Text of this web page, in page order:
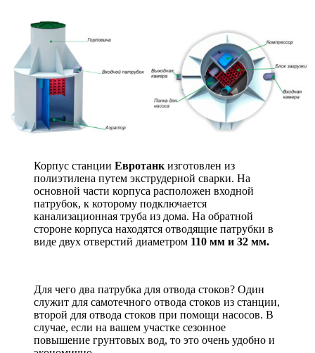
Корпус станции Евротанк изготовлен из
полиэтилена путем экструдерной сварки. На
основной части корпуса расположен входной
патрубок, к которому подключается
канализационная труба из дома. На обратной
стороне корпуса находятся отводящие патрубки в
виде двух отверстий диаметром 110 мм и 32 мм.
Для чего два патрубка для отвода стоков? Один
служит для самотечного отвода стоков из станции,
второй для отвода стоков при помощи насосов. В
случае, если на вашем участке сезонное
повышение грунтовых вод, то это очень удобно и